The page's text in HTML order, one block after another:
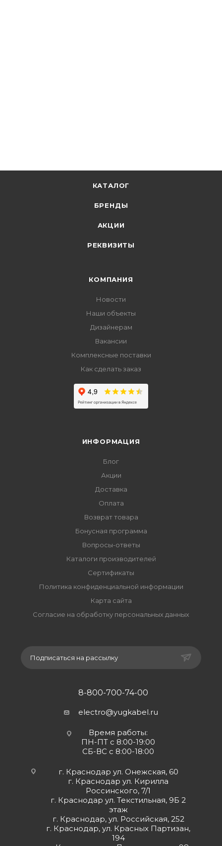
КАТАЛОГ
БРЕНДЫ
АКЦИИ
РЕКВИЗИТЫ
КОМПАНИЯ
Новости
Наши объекты
Дизайнерам
Вакансии
Комплексные поставки
Как сделать заказ
ИНФОРМАЦИЯ
Блог
Акции
Доставка
Оплата
Возврат товара
Бонусная программа
Вопросы-ответы
Каталоги производителей
Сертификаты
Политика конфиденциальной информации
Карта сайта
Согласие на обработку персональных данных
Подписаться на рассылку
8-800-700-74-00
electro@yugkabel.ru
Время работы:
ПН-ПТ с 8:00-19:00
СБ-ВС с 8:00-18:00
г. Краснодар ул. Онежская, 60
г. Краснодар ул. Кирилла
Россинского, 7/1
г. Краснодар ул. Текстильная, 9Б 2
этаж
г. Краснодар, ул. Российская, 252
г. Краснодар, ул. Красных Партизан,
194